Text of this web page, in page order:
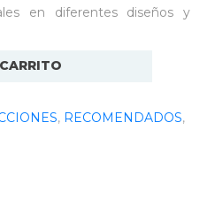
en diferentes diseños y
, RECOMENDADOS,